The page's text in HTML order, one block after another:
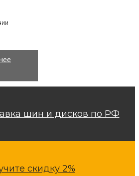
шин и дисков по РФ
скидку 2%